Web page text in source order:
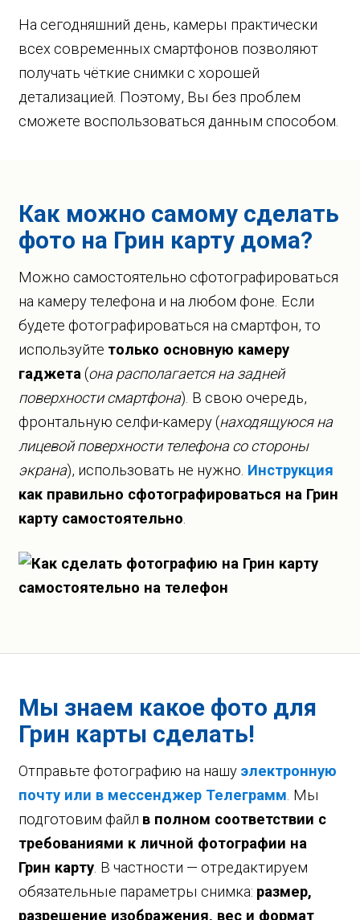
На сегодняшний день, камеры практически
всех современных смартфонов позволяют
получать чёткие снимки с хорошей
детализацией. Поэтому, Вы без проблем
сможете воспользоваться данным способом.
Как можно самому сделать
фото на Грин карту дома?
Можно самостоятельно сфотографироваться
на камеру телефона и на любом фоне. Если
будете фотографироваться на смартфон, то
используйте только основную камеру
гаджета (она располагается на задней
поверхности смартфона). В свою очередь,
фронтальную селфи-камеру (находящуюся на
лицевой поверхности телефона со стороны
экрана), использовать не нужно. Инструкция
как правильно сфотографироваться на Грин
карту самостоятельно
Мы знаем какое фото для
Грин карты сделать!
Отправьте фотографию на нашу электронную
почту или в мессенджер Телеграмм . Мы
подготовим файл в полном соответствии с
требованиями к личной фотографии на
Грин карту. В частности — отредактируем
обязательные параметры снимка: размер,
разрешение изображения, вес и формат